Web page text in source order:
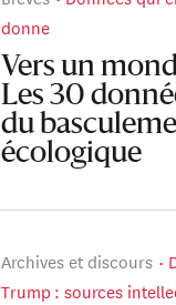
donne
Vers un
Les 30
du
écologique
Archives et discours
Trump : sources